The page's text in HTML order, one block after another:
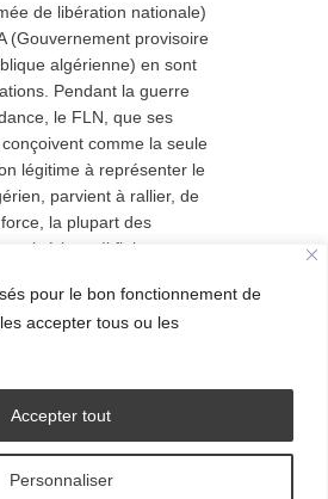
pour le bon fonctionnement de
accepter tous ou les
Personnaliser
Accepter tout
de libération nationale)
(Gouvernement provisoire
algérienne) en sont
Pendant la guerre
le FLN, que ses
comme la seule
légitime à représenter le
parvient à rallier, de
la plupart des
algériens. Il finit par
français. Après
il instaure un régime
à parti unique.